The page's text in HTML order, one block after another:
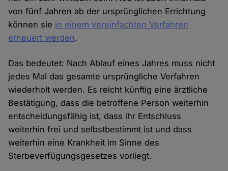
von fünf Jahren ab der ursprünglichen Errichtung
können sie in einem vereinfachten Verfahren
erneuert werden.
Das bedeutet: Nach Ablauf eines Jahres muss nicht
jedes Mal das gesamte ursprüngliche Verfahren
wiederholt werden. Es reicht künftig eine ärztliche
Bestätigung, dass die betroffene Person weiterhin
entscheidungsfähig ist, dass ihr Entschluss
weiterhin frei und selbstbestimmt ist und dass
weiterhin eine Krankheit im Sinne des
Sterbeverfügungsgesetzes vorliegt.